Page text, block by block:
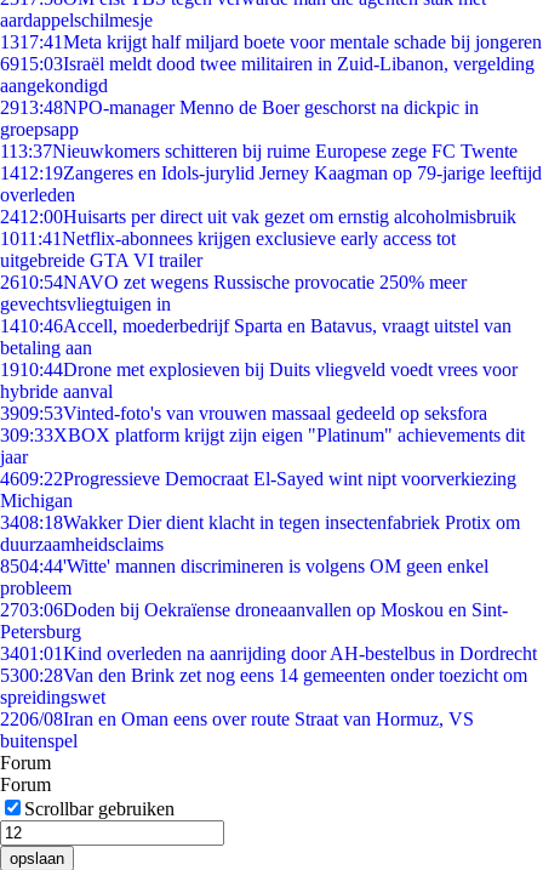
aardappelschilmesje
1317:41Meta krijgt half miljard boete voor mentale schade bij jongeren
6915:03Israël meldt dood twee militairen in Zuid-Libanon, vergelding
aangekondigd
2913:48NPO-manager Menno de Boer geschorst na dickpic in
groepsapp
113:37Nieuwkomers schitteren bij ruime Europese zege FC Twente
1412:19Zangeres en Idols-jurylid Jerney Kaagman op 79-jarige leeftijd
overleden
2412:00Huisarts per direct uit vak gezet om ernstig alcoholmisbruik
1011:41Netflix-abonnees krijgen exclusieve early access tot
uitgebreide GTA VI trailer
2610:54NAVO zet wegens Russische provocatie 250% meer
gevechtsvliegtuigen in
1410:46Accell, moederbedrijf Sparta en Batavus, vraagt uitstel van
betaling aan
1910:44Drone met explosieven bij Duits vliegveld voedt vrees voor
hybride aanval
3909:53Vinted-foto's van vrouwen massaal gedeeld op seksfora
309:33XBOX platform krijgt zijn eigen "Platinum" achievements dit
jaar
4609:22Progressieve Democraat El-Sayed wint nipt voorverkiezing
Michigan
3408:18Wakker Dier dient klacht in tegen insectenfabriek Protix om
duurzaamheidsclaims
8504:44'Witte' mannen discrimineren is volgens OM geen enkel
probleem
2703:06Doden bij Oekraïense droneaanvallen op Moskou en Sint-
Petersburg
3401:01Kind overleden na aanrijding door AH-bestelbus in Dordrecht
5300:28Van den Brink zet nog eens 14 gemeenten onder toezicht om
spreidingswet
2206/08Iran en Oman eens over route Straat van Hormuz, VS
buitenspel
Forum
Forum
Scrollbar gebruiken
opslaan